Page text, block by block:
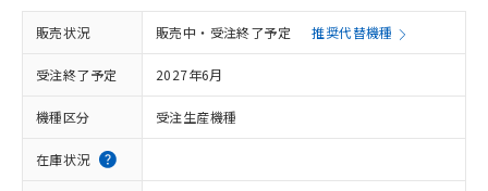
販売状況 販売中・受注終了予定 推奨代替機種
受注終了予定 2027年6月
機種区分 受注生産機種
在庫状況